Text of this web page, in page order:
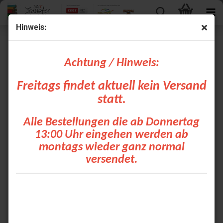
Hinweis:
Achtung / Hinweis:
Freitags findet aktuell kein Versand
statt.
Alle Bestellungen die ab Donnertag
13:00 Uhr eingehen werden ab
montags wieder ganz normal
versendet.
Erzielen Sie perfekte Ergebnisse mit dem 1-Blatt-
System für Ihren Laserdrucker.
FOREVER Laser-Transparent (No Background)
bedeutet kein Schneiden, kein Entgittern.